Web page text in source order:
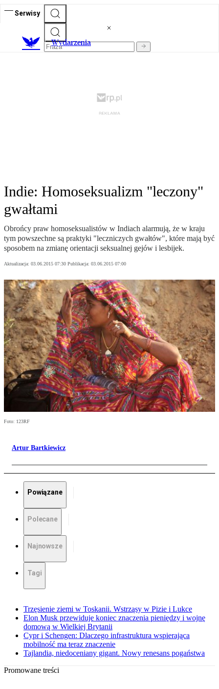
Serwisy
Wydarzenia
Indie: Homoseksualizm "leczony"
gwałtami
Obrońcy praw homoseksualistów w Indiach alarmują, że w kraju
tym powszechne są praktyki "leczniczych gwałtów", które mają być
sposobem na zmianę orientacji seksualnej gejów i lesbijek.
Aktualizacja: 03.06.2015 07:30 Publikacja: 03.06.2015 07:00
Foto: 123RF
Artur Bartkiewicz
Powiązane
Polecane
Najnowsze
Tagi
Trzęsienie ziemi w Toskanii. Wstrząsy w Pizie i Lukce
Elon Musk przewiduje koniec znaczenia pieniędzy i wojnę
domową w Wielkiej Brytanii
Cypr i Schengen: Dlaczego infrastruktura wspierająca
mobilność ma teraz znaczenie
Tajlandia, niedoceniany gigant. Nowy renesans pogaństwa
Promowane treści